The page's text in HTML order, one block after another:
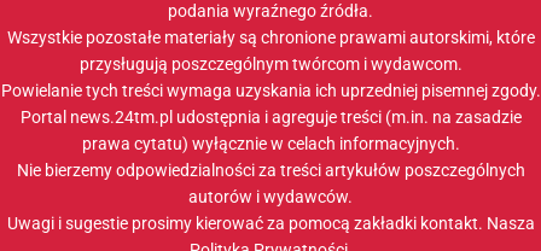
podania wyraźnego źródła.
Wszystkie pozostałe materiały są chronione prawami autorskimi, które
przysługują poszczególnym twórcom i wydawcom.
Powielanie tych treści wymaga uzyskania ich uprzedniej pisemnej zgody.
Portal news.24tm.pl udostępnia i agreguje treści (m.in. na zasadzie
prawa cytatu) wyłącznie w celach informacyjnych.
Nie bierzemy odpowiedzialności za treści artykułów poszczególnych
autorów i wydawców.
Uwagi i sugestie prosimy kierować za pomocą zakładki kontakt. Nasza